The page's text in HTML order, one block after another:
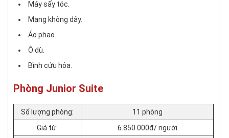
Máy sấy tóc.
Mạng không dây.
Áo phao.
Ô dù.
Bình cứu hỏa.
Phòng Junior Suite
Số lượng phòng:
11 phòng
Giá từ:
6.850.000đ/ người